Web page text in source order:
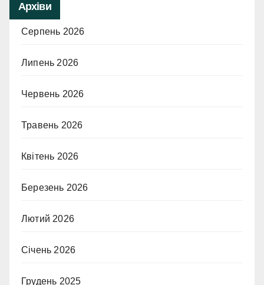
Архіви
Серпень 2026
Липень 2026
Червень 2026
Травень 2026
Квітень 2026
Березень 2026
Лютий 2026
Січень 2026
Грудень 2025